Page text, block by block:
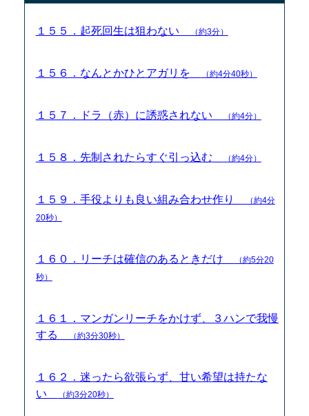
１５５．起死回生は狙わない （約3分）
１５６．なんとかひとアガリを （約4分40秒）
１５７．ドラ（赤）に誘惑されない （約4分）
１５８．先制されたらすぐ引っ込む （約4分）
１５９．手役よりも良い組み合わせ作り
（約4分
20秒）
１６０．リーチは確信のあるときだけ
（約5分20
秒）
１６１．マンガンリーチをかけず、３ハンで我慢
する
（約3分30秒）
１６２．迷ったら欲張らず、甘い希望は持たな
い
（約3分20秒）